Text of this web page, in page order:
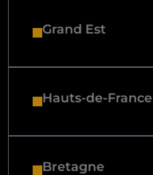
Grand Est
Hauts-de-France
Bretagne